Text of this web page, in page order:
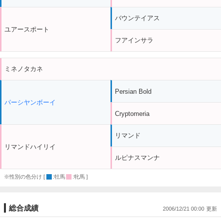
ユアースポート
バウンテイアス
フアインサラ
ミネノタカネ
パーシヤンボーイ
リマンドハイリイ
Persian Bold
Cryptomeria
リマンド
ルピナスマンナ
※性別の色分け [ :牡馬 :牝馬 ]
総合成績 2006/12/21 00:00